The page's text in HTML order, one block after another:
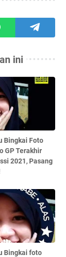
ini
Bingkai Foto
GP Terakhir
2021, Pasang
Bingkai foto